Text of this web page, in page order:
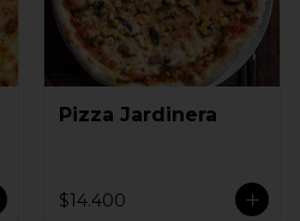
Pizza Jardinera
$14.400